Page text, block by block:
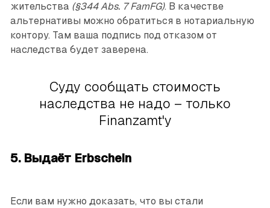
жительства (§344 Abs. 7 FamFG). В качестве
альтернативы можно обратиться в нотариальную
контору. Там ваша подпись под отказом от
наследства будет заверена.
Суду сообщать стоимость
наследства не надо – только
Finanzamt'у
5. Выдаёт Erbschein
Если вам нужно доказать, что вы стали